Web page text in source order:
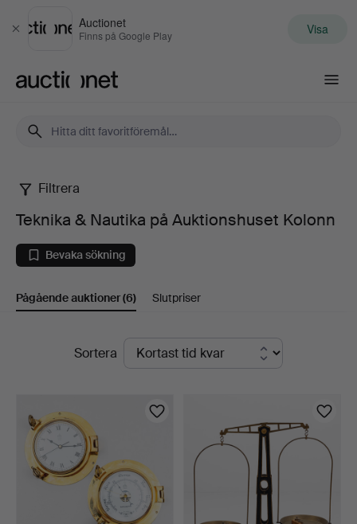
Stäng
Auctionet
Finns på Google Play Visa
Teknika
Nautika
på
Auktionshuset
Filtrera
Teknika & Nautika på Auktionshuset Kolonn
Bevaka sökning
Pågående auktioner(6) Slutpriser
PågåendeSortera